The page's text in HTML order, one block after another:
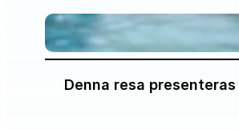
Denna resa presenteras